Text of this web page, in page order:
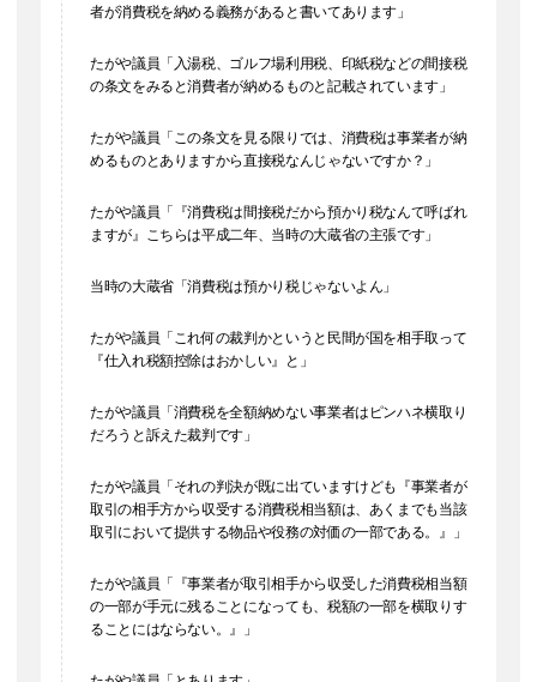
者が消費税を納める義務があると書いてあります」
たがや議員「入湯税、ゴルフ場利用税、印紙税などの間接税
の条文をみると消費者が納めるものと記載されています」
たがや議員「この条文を見る限りでは、消費税は事業者が納
めるものとありますから直接税なんじゃないですか？」
たがや議員「『消費税は間接税だから預かり税なんて呼ばれ
ますが』こちらは平成二年、当時の大蔵省の主張です」
当時の大蔵省「消費税は預かり税じゃないよん」
たがや議員「これ何の裁判かというと民間が国を相手取って
『仕入れ税額控除はおかしい』と」
たがや議員「消費税を全額納めない事業者はピンハネ横取り
だろうと訴えた裁判です」
たがや議員「それの判決が既に出ていますけども『事業者が
取引の相手方から収受する消費税相当額は、あくまでも当該
取引において提供する物品や役務の対価の一部である。』」
たがや議員「『事業者が取引相手から収受した消費税相当額
の一部が手元に残ることになっても、税額の一部を横取りす
ることにはならない。』」